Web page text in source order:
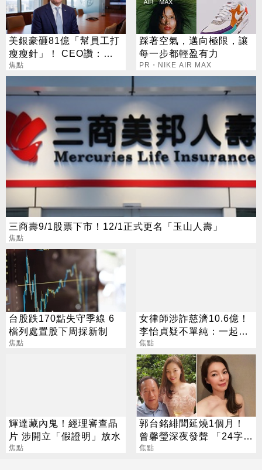
美銀豪砸81億「幫員工打
瘦瘦針」！ CEO讚：一
項值得的投資
焦點
踩著空氣，邁向極限，讓
每一步都輕盈有力
PR・NIKE AIR MAX
三商壽9/1股票下市！12/1正式更名「玉山人壽」
焦點
台股跌170點失守季線 6
檔列處置股下周採新制
焦點
女律師涉詐慈濟10.6億！
李怡貞疑不單純：一起洗
錢？
焦點
輝達藏內鬼！經理審查晶
片 涉開立「假證明」放水
焦點
郭台銘緋聞延燒1個月！
曾馨瑩深夜發聲 「24字」
吐盡最心繫的事
焦點